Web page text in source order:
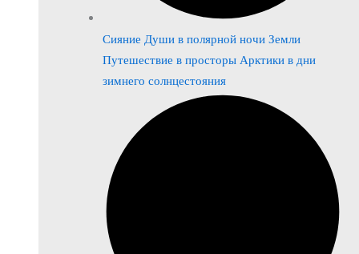
Сияние Души в полярной ночи Земли
Путешествие в просторы Арктики в дни
зимнего солнцестояния